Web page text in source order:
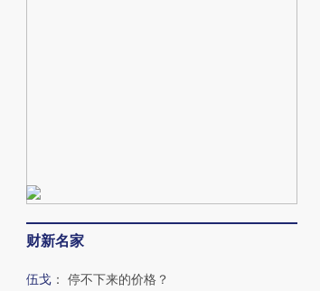
财新名家
伍戈 ： 停不下来的价格？